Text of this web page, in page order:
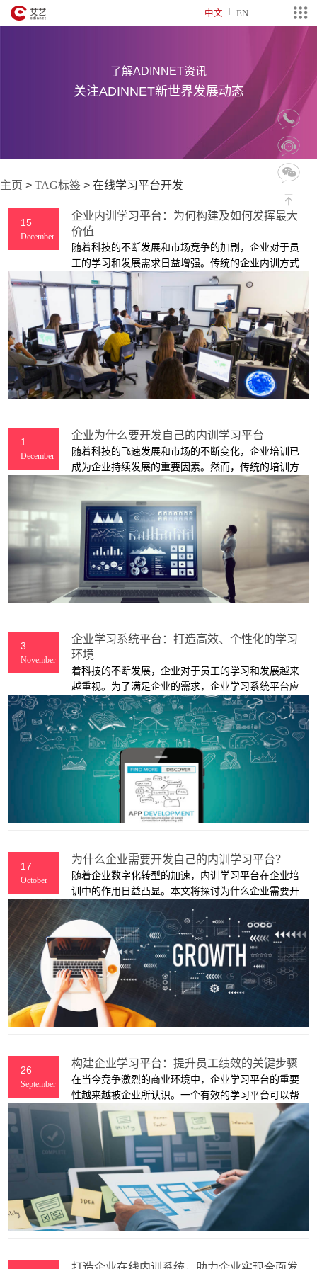
中文 EN
了解ADINNET资讯
关注ADINNET新世界发展动态
主页 > TAG标签 > 在线学习平台开发
15
December
企业内训学习平台：为何构建及如何发挥最大
价值
随着科技的不断发展和市场竞争的加剧，企业对于员
工的学习和发展需求日益增强。传统的企业内训方式
已经无法满足员工的多元化学习需求，而在线学习平
台作为一种新兴的培训方式，正在逐渐受到企业的青
睐。
1
December
企业为什么要开发自己的内训学习平台
随着科技的飞速发展和市场的不断变化，企业培训已
成为企业持续发展的重要因素。然而，传统的培训方
式已经不能满足企业的需求，因此开发自己的内训学
3
November
企业学习系统平台：打造高效、个性化的学习
环境
着科技的不断发展，企业对于员工的学习和发展越来
越重视。为了满足企业的需求，企业学习系统平台应
运而生。这种平台通过整合学习资源、提供个性化学
习服务以及跟踪学习进度等方式，帮助企业提高员工
的学习效率和质量。
17
October
为什么企业需要开发自己的内训学习平台？
随着企业数字化转型的加速，内训学习平台在企业培
训中的作用日益凸显。本文将探讨为什么企业需要开
发自己的内训学习平台，并介绍其重要性和优势
26
September
构建企业学习平台：提升员工绩效的关键步骤
在当今竞争激烈的商业环境中，企业学习平台的重要
性越来越被企业所认识。一个有效的学习平台可以帮
助企业培养高素质的员工，提升团队绩效和创新能
力。本文将探讨如何打造一个高效的企业学习平台，
以提升员工的学习和发展。